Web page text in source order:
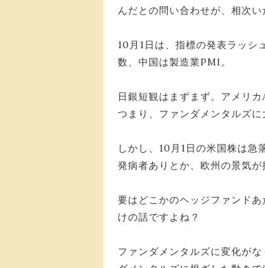
んだとの問い合わせが、相次
10月1日は、指標の発表ラッシ
数、中国は製造業PMI。
日銀短観はまずまず。アメリ
つまり、ファンダメンタルズに
しかし、10月1日の米国株は
発病者ありとか、欧州の景気が
要はどこかのヘッジファンド
けの話ですよね？
ファンダメンタルズに変化が